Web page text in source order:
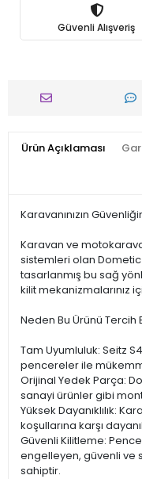
Güvenli Alışveriş
Ürün Açıklaması
Karavanınızın
Karavan ve
sistemleri olan
tasarlanmış bu sağ
kilit mekanizmalarınız
Neden Bu Ürünü Tercih
Tam Uyumluluk: Seitz
pencereler ile
Orijinal Yedek Parça:
sanayi ürünler gibi
Yüksek Dayanıklılık:
koşullarına karşı
Güvenli Kilitleme:
engelleyen, güvenli ve
sahiptir.